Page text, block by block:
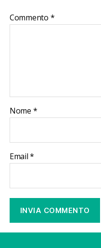
Commento *
Nome *
Email*